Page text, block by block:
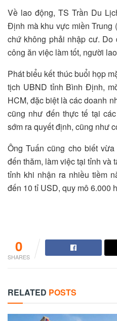
Về lao động, TS Trần Du
Định mà khu vực miền
chứ không phải nhập cư.
công ăn việc làm tốt, người
Phát biểu kết thúc buổi họp
tịch UBND tỉnh Bình Định,
HCM, đặc biệt là các doanh
cũng như đến thực tế tại
sớm ra quyết định, cũng như
Ông Tuấn cũng cho biết
đến thăm, làm việc tại tỉnh và
tỉnh khi nhận ra nhiều tiềm
đến 10 tỉ USD, quy mô 6.000
0
SHARES
RELATED POSTS